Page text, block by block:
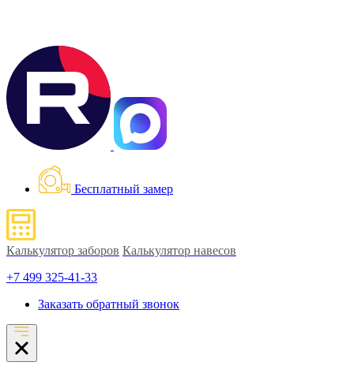
Бесплатный замер
Калькулятор заборов Калькулятор навесов
+7 499 325-41-33
Заказать обратный звонок